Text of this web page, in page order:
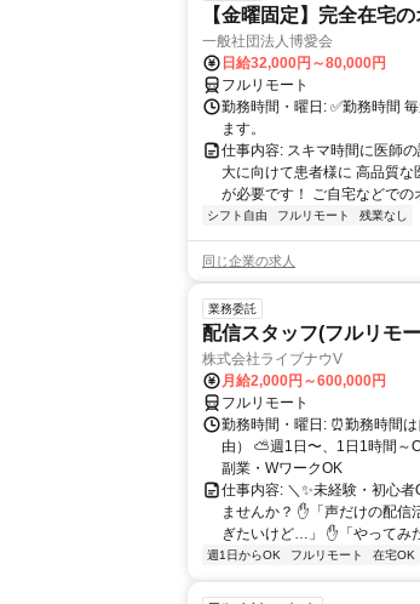
【金曜固定】完全在宅
一般社団法人博愛会
日給32,000円～80,000円
フルリモート
勤務時間・曜日: ✅勤務時間
ます。
仕事内容: スキマ時間に医師
大に向けて患者様に 高品質
が必要です！ ご自宅などでの
シフト自由 フルリモート 残業なし
同じ企業の求人
業務委託
配信スタッフ(フルリモ
株式会社ライブナウV
月給2,000円～600,000円
フルリモート
勤務時間・曜日: ⏰勤務時間
由） ⛅週1日〜、1日1時間～
副業・WワークOK
仕事内容: ＼✨未経験・初心
ませんか？ ✋「声だけの配
ぎたいけど…」 ✋「やってみ
週1日からOK フルリモート 在宅OK